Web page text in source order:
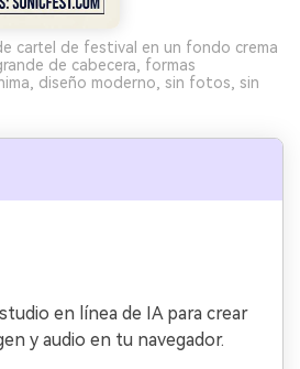
cartel de festival en un fondo crema
de cabecera, formas
diseño moderno, sin fotos, sin
en línea de IA para crear
y audio en tu navegador.